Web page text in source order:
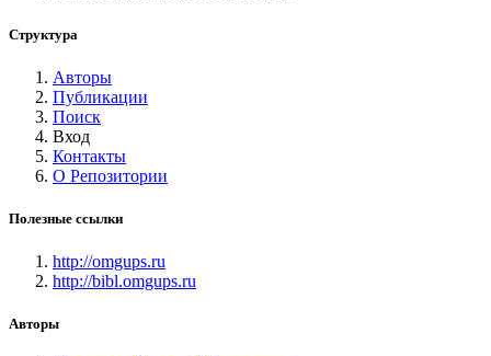
Структура
Авторы
Публикации
Поиск
Вход
Контакты
О Репозитории
Полезные ссылки
http://omgups.ru
http://bibl.omgups.ru
Авторы